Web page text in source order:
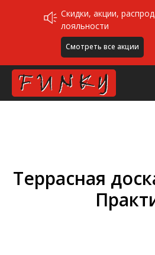
Скидки, акции,
лояльности
Смотреть все акции
Террасная